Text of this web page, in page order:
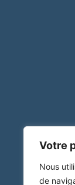
Votre
Nous
de